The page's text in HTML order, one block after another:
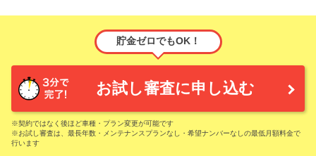
貯金ゼロでもOK！
お試し審査に申し込む
※契約ではなく後ほど車種・プラン変更が可能です
※お試し審査は、最長年数・メンテナンスプランなし・希望ナンバーなしの最低月額料金で
行います